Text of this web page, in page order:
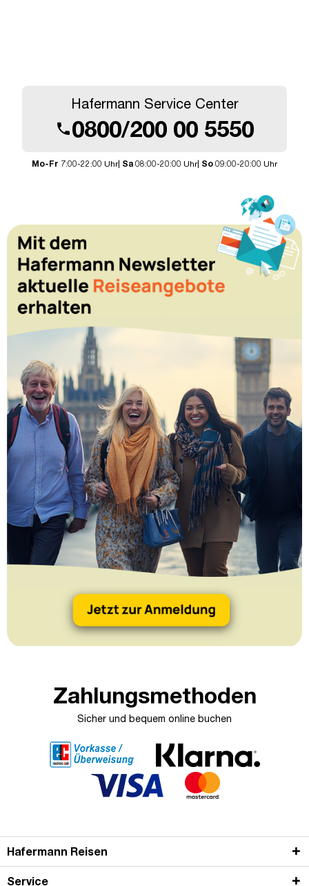
Hafermann Service Center
call0800/200 00 5550
Mo-Fr 7:00-22:00 Uhr| Sa 08:00-20:00 Uhr| So 09:00-20:00 Uhr
Zahlungsmethoden
Sicher und bequem online buchen
Hafermann Reisen
Service